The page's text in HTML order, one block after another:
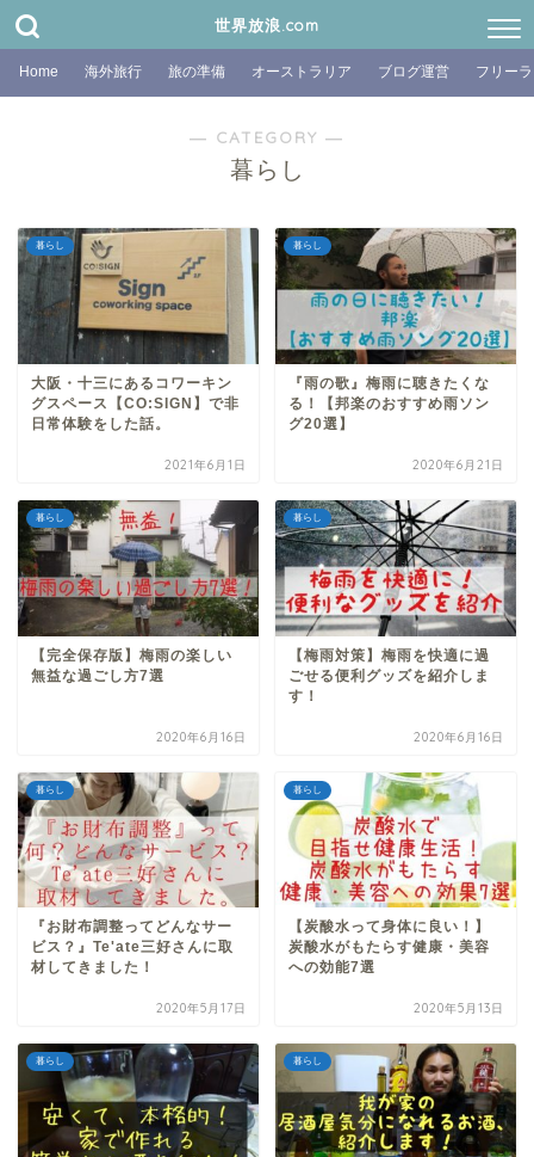
世界放浪.com
Home 海外旅行 旅の準備 オーストラリア ブログ運営 フリー
― CATEGORY ―
暮らし
暮らし
大阪・十三にあるコワーキン
グスペース【CO:SIGN】で非
日常体験をした話。
2021年6月1日
暮らし
『雨の歌』梅雨に聴きたくな
る！【邦楽のおすすめ雨ソン
グ20選】
2020年6月21日
暮らし
【完全保存版】梅雨の楽しい
無益な過ごし方7選
2020年6月16日
暮らし
【梅雨対策】梅雨を快適に過
ごせる便利グッズを紹介しま
す！
2020年6月16日
暮らし
『お財布調整ってどんなサー
ビス？』Te'ate三好さんに取
材してきました！
2020年5月17日
暮らし
【炭酸水って身体に良い！】
炭酸水がもたらす健康・美容
への効能7選
2020年5月13日
暮らし 暮らし